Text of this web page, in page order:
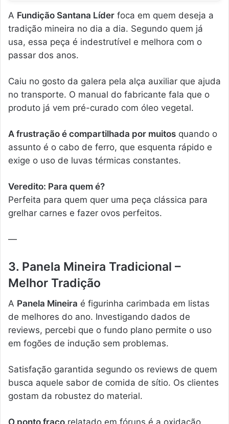
A Fundição Santana Líder foca em quem deseja a
tradição mineira no dia a dia. Segundo quem já
usa, essa peça é indestrutível e melhora com o
passar dos anos.
Caiu no gosto da galera pela alça auxiliar que ajuda
no transporte. O manual do fabricante fala que o
produto já vem pré-curado com óleo vegetal.
A frustração é compartilhada por muitos quando o
assunto é o cabo de ferro, que esquenta rápido e
exige o uso de luvas térmicas constantes.
Veredito: Para quem é?
Perfeita para quem quer uma peça clássica para
grelhar carnes e fazer ovos perfeitos.
—
3. Panela Mineira Tradicional –
Melhor Tradição
A Panela Mineira é figurinha carimbada em listas
de melhores do ano. Investigando dados de
reviews, percebi que o fundo plano permite o uso
em fogões de indução sem problemas.
Satisfação garantida segundo os reviews de quem
busca aquele sabor de comida de sítio. Os clientes
gostam da robustez do material.